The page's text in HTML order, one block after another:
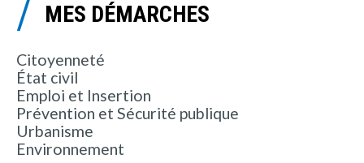
MES DÉMARCHES
Citoyenneté
État civil
Emploi et Insertion
Prévention et Sécurité publique
Urbanisme
Environnement